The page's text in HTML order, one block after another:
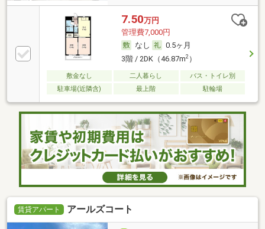
7.50万円
管理費7,000円
なし
0.5ヶ月
3階 / 2DK（46.87m2）
敷金なし 二人暮らし
バス・トイレ別
駐車場(近隣含)
最上階 駐輪場
賃貸アパート アールズコート